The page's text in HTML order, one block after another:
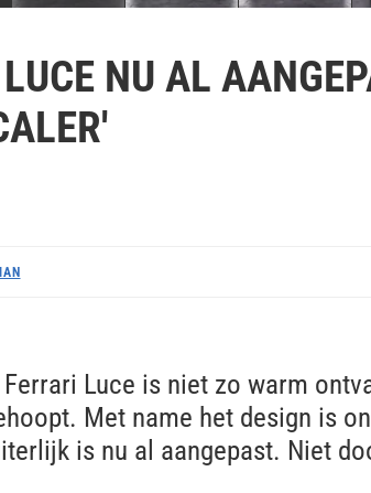
NU AL
Luce is niet zo warm
Met name het design is
is nu al aangepast. Niet